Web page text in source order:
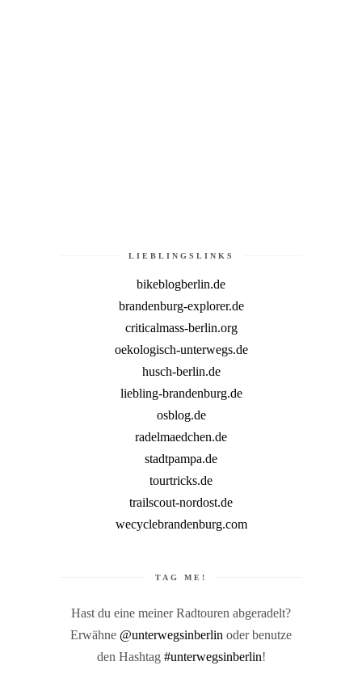
LIEBLINGSLINKS
bikeblogberlin.de
brandenburg-explorer.de
criticalmass-berlin.org
oekologisch-unterwegs.de
husch-berlin.de
liebling-brandenburg.de
osblog.de
radelmaedchen.de
stadtpampa.de
tourtricks.de
trailscout-nordost.de
wecyclebrandenburg.com
TAG ME!
Hast du eine meiner Radtouren abgeradelt?
Erwähne @unterwegsinberlin oder benutze
den Hashtag #unterwegsinberlin!